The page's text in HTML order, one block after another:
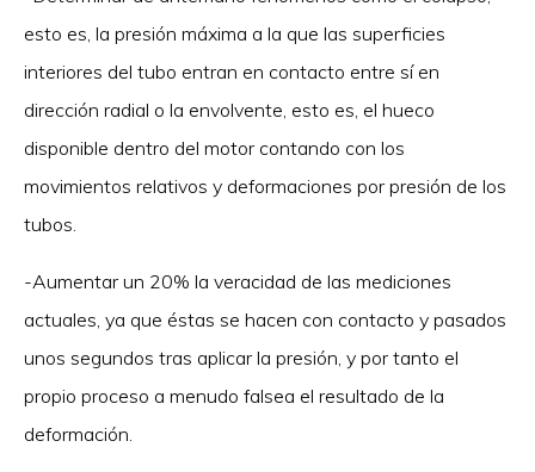
esto es, la presión máxima a la que las superficies
interiores del tubo entran en contacto entre sí en
dirección radial o la envolvente, esto es, el hueco
disponible dentro del motor contando con los
movimientos relativos y deformaciones por presión de los
tubos.
-Aumentar un 20% la veracidad de las mediciones
actuales, ya que éstas se hacen con contacto y pasados
unos segundos tras aplicar la presión, y por tanto el
propio proceso a menudo falsea el resultado de la
deformación.